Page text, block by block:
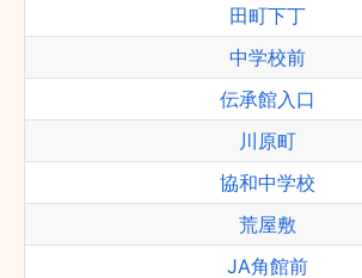
田町下丁
中学校前
伝承館入口
川原町
協和中学校
荒屋敷
JA角館前